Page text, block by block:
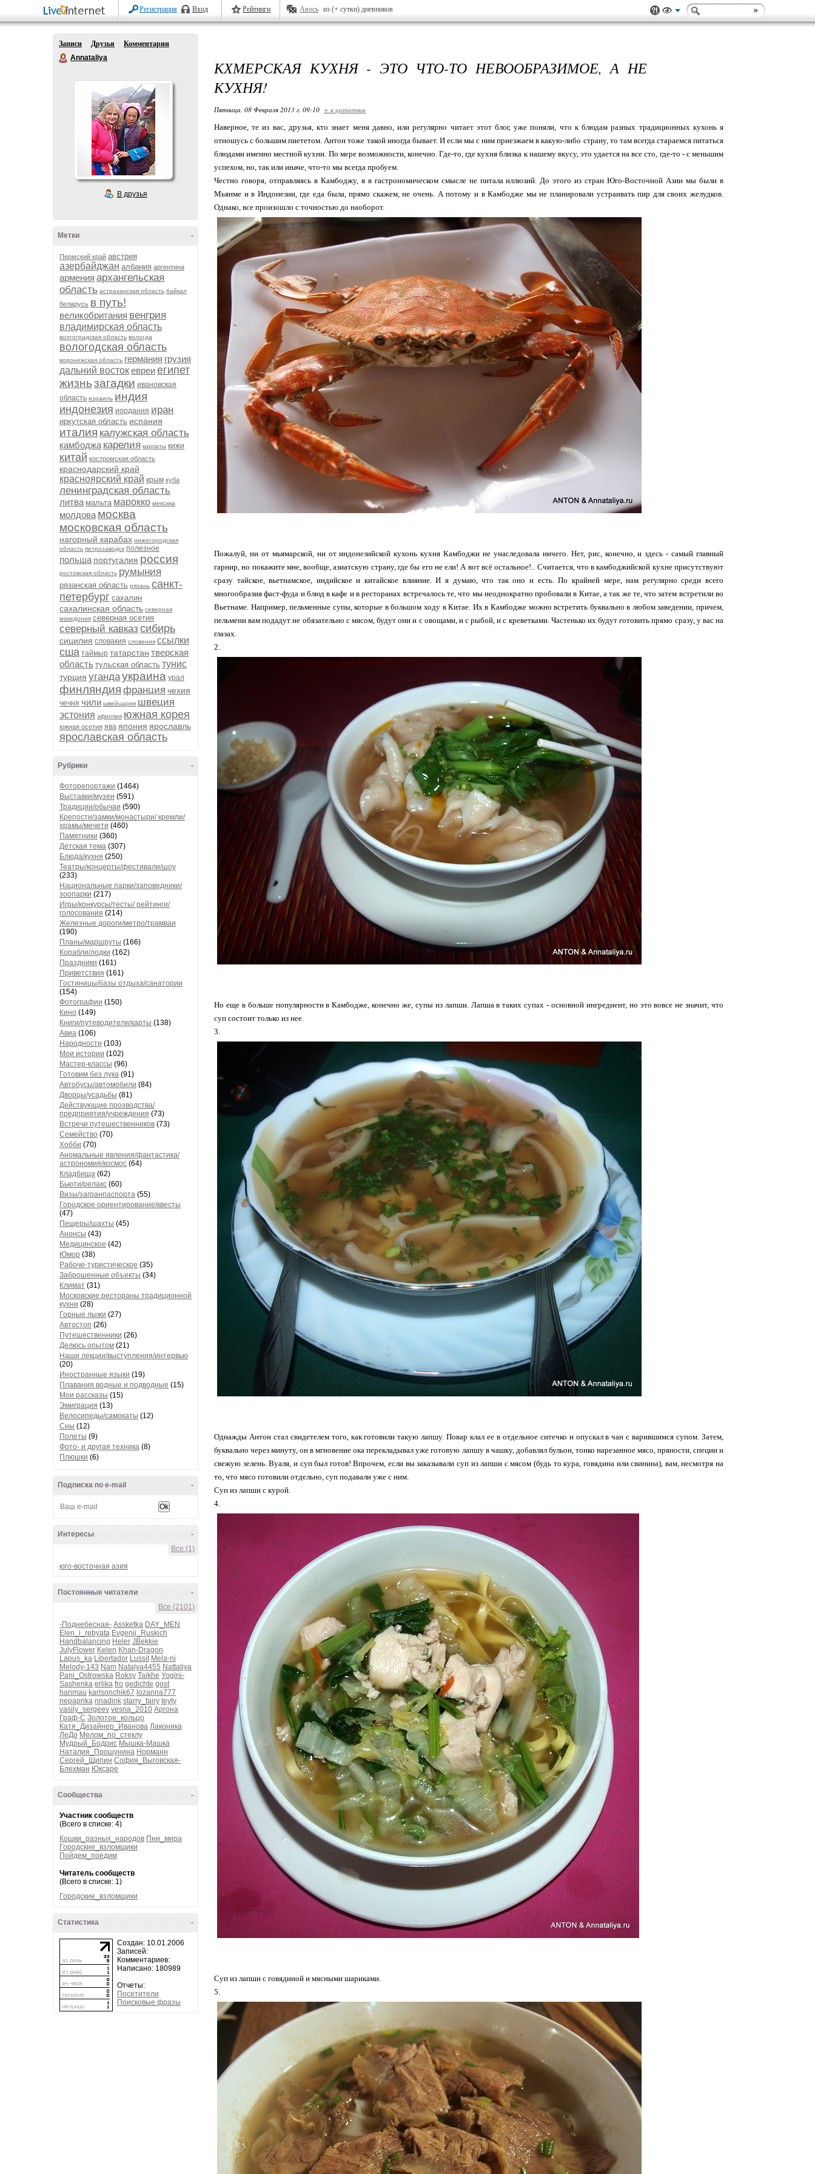
Регистрация Вход Рейтинги Авось из (+ сутки) дневников
Записи Друзья
Комментарии
Annataliya
В друзья
-
Метки
Пермский край австрия
азербайджан албания аргентина
армения архангельская
область астраханская область байкал
беларусь в путь!
великобритания венгрия
владимирская область
волгоградская область вологда
вологодская область
воронежская область германия грузия
дальний востокевреиегипет
жизньзагадки ивановская
область израиль индия
индонезия иордания иран
иркутская область испания
италия калужская область
камбоджа карелия карпаты кижи
китай костромская область
краснодарский край
красноярский край крым куба
ленинградская область
литва мальта марокко мексика
молдова москва
московская область
нагорный карабах нижегородская
область петрозаводск полезное
польша португалия россия
ростовская область румыния
рязанская область рязань санкт-
петербург сахалин
сахалинская область северная
македония северная осетия
северный кавказ сибирь
сицилия словакия словения ссылки
сша таймыр татарстан тверская
область тульская область тунис
турция угандаукраина урал
финляндия франция чехия
чечня чили швейцария швеция
эстония эфиопия южная корея
южная осетия ява япония ярославль
ярославская область
-
Рубрики
Фоторепортажи (1464)
Выставки/музеи (591)
Традиции/обычаи (590)
Крепости/замки/монастыри/ кремли/
храмы/мечети (460)
Памятники (360)
Детская тема (307)
Блюда/кухня (250)
Театры/концерты/фестивали/шоу
(233)
Национальные парки/заповедники/
зоопарки (217)
Игры/конкурсы/тесты/ рейтинги/
голосования (214)
Железные дороги/метро/трамваи
(190)
Планы/маршруты (166)
Корабли/лодки (162)
Праздники (161)
Приветствия (161)
Гостиницы/базы отдыха/санатории
(154)
Фотографии (150)
Кино (149)
Книги/путеводители/карты (138)
Авиа (106)
Народности (103)
Мои истории (102)
Мастер-классы (96)
Готовим без лука (91)
Автобусы/автомобили (84)
Дворцы/усадьбы (81)
Действующие прозводства/
предприятия/учреждения (73)
Встречи путешественников (73)
Семейство (70)
Хобби (70)
Аномальные явления/фантастика/
астрономия/космос (64)
Кладбища (62)
Бьюти/релакс (60)
Визы/загранпаспорта (55)
Городское ориентирование/квесты
(47)
Пещеры/шахты (45)
Анонсы (43)
Медицинское (42)
Юмор (38)
Рабоче-туристическое (35)
Заброшенные объекты (34)
Климат (31)
Московские рестораны традиционной
кухни (28)
Горные лыжи (27)
Автостоп (26)
Путешественники (26)
Делюсь опытом (21)
Наши лекции/выступления/интервью
(20)
Иностранные языки (19)
Плавания водные и подводные (15)
Мои рассказы (15)
Эмиграция (13)
Велосипеды/самокаты (12)
Сны (12)
Полеты (9)
Фото- и другая техника (8)
Плюшки (6)
-
Подписка по e-mail
-
Интересы
Все (1)
юго-восточная азия
-
Постоянные читатели
Все (2101)
-Поднебесная- Assketka DAY_MEN
Elen_i_rebyata Evgenij_Ruskich
Handbalancing Heler JBekkie
JulyFlower Kelen Khan-Dragon
Lapus_ka Libertador Lussit Mela-ni
Melody-143 Nam Natalya4455 Nattaliya
Pani_Ostrowska Roksy Taikhe Yogini-
Sashenka erlika fro gedichte gost
harimau karlsonchik67 lozanna777
nepaprika nnadink starry_fairy teyty
vasily_sergeev vesna_2010 Аргона
Граф-С Золотое_кольцо
Катя_Дизайнер_Иванова Лаконика
ЛеДо Мелом_по_стеклу
Мудрый_Бодрис Мышка-Машка
Наталия_Прошунина Норманн
Сергей_Щипин София_Выговская-
Блехман Юксаре
-
Сообщества
Участник сообществ
(Всего в списке: 4)
Кошки_разных_народов Пни_мира
Городские_взломщики
Пойдем_поедим
Читатель сообществ
(Всего в списке: 1)
Городские_взломщики
-
Статистика
Создан: 10.01.2006
Записей:
Комментариев:
Написано: 180989
Отчеты:
Посетители
Поисковые фразы
КХМЕРСКАЯ КУХНЯ - ЭТО ЧТО-ТО НЕВООБРАЗИМОЕ, А НЕ
КУХНЯ!
Пятница, 08 Февраля 2013 г. 09:10 + в цитатник
Наверное, те из вас, друзья, кто знает меня давно, или регулярно читает этот блог, уже поняли, что к блюдам разных традиционных кухонь я
отношусь с большим пиететом. Антон тоже такой иногда бывает. И если мы с ним приезжаем в какую-либо страну, то там всегда стараемся питаться
блюдами именно местной кухни. По мере возможности, конечно. Где-то, где кухня близка к нашему вкусу, это удается на все сто, где-то - с меньшим
успехом, но, так или иначе, что-то мы всегда пробуем.
Честно говоря, отправляясь в Камбоджу, я в гастрономическом смысле не питала иллюзий. До этого из стран Юго-Восточной Азии мы были в
Мьянме и в Индонезии, где еда была, прямо скажем, не очень. А потому и в Камбодже мы не планировали устраивать пир для своих желудков.
Однако, все произошло с точностью до наоборот.
Пожалуй, ни от мьямарской, ни от индонезийской кухонь кухня Камбоджи не унаследовала ничего. Нет, рис, конечно, и здесь - самый главный
гарнир, но покажите мне, вообще, азиатскую страну, где бы его не ели! А вот всё остальное!.. Считается, что в камбоджийской кухне присутствуют
сразу тайское, вьетнамское, индийское и китайское влияние. И я думаю, что так оно и есть. По крайней мере, нам регулярно среди всего
многообразия фаст-фуда и блюд в кафе и в ресторанах встречалось те, что мы неоднократно пробовали в Китае, а так же те, что затем встретили во
Вьетнаме. Например, пельменные супы, которые в большом ходу в Китае. Их в Камбодже можно встретить буквально в любом заведении, причем,
пельмени вам подадут не обязательно с мясом, будут они и с овощами, и с рыбой, и с креветками. Частенько их будут готовить прямо сразу, у вас на
глазах.
2.
Но еще в больше популярности в Камбодже, конечно же, супы из лапши. Лапша в таких супах - основной ингредиент, но это вовсе не значит, что
суп состоит только из нее.
3.
Однажды Антон стал свидетелем того, как готовили такую лапшу. Повар клал ее в отдельное ситечко и опускал в чан с варившимся супом. Затем,
буквально через минуту, он в мгновение ока перекладывал уже готовую лапшу в чашку, добавлял бульон, тонко нарезанное мясо, пряности, специи и
свежую зелень. Вуаля, и суп был готов! Впрочем, если вы заказывали суп из лапши с мясом (будь то кура, говядина или свинина), вам, несмотря на
то, что мясо готовили отдельно, суп подавали уже с ним.
Суп из лапши с курой.
4.
Суп из лапши с говядиной и мясными шариками.
5.